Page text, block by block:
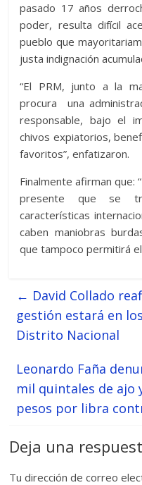
pasado 17 años
poder, resulta difícil
pueblo que
justa indignación
“El PRM, junto a la
procura una
responsable, bajo el
chivos expiatorios,
favoritos”, enfatizaron.
Finalmente afirman que:
presente que se
características
caben maniobras
que tampoco permitirá
← David Collado
gestión estará en
Distrito Nacional
Leonardo Faña
mil quintales de ajo
pesos por libra
Deja una
Tu dirección de correo